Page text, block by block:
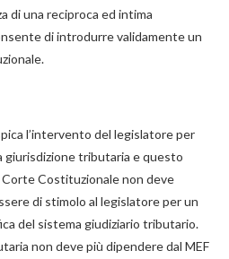
di una reciproca ed intima
di introdurre validamente un
l’intervento del legislatore per
giurisdizione tributaria e questo
Costituzionale non deve
di stimolo al legislatore per un
del sistema giudiziario tributario.
non deve più dipendere dal MEF